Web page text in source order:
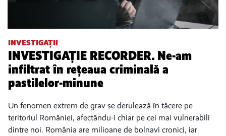
INVESTIGAȚII
INVESTIGAȚIE RECORDER. Ne-am
infiltrat în rețeaua criminală a
pastilelor-minune
Un fenomen extrem de grav se derulează în tăcere pe
teritoriul României, afectându-i chiar pe cei mai vulnerabili
dintre noi. România are milioane de bolnavi cronici, iar